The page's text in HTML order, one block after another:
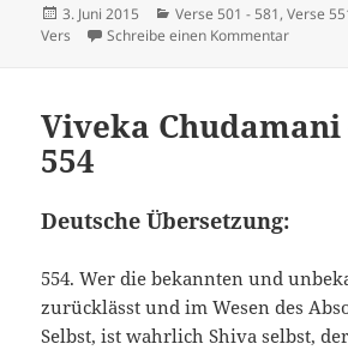
Veröffentlicht
am
3. Juni 2015 Kategorien
Verse 501 - 581,Verse
Vers
Schreibe einen Kommentarzu
Viveka Chudamani
554
Deutsche Übersetzung:
554. Wer die bekannten und
zurücklässt und im Wesen des
Selbst, ist wahrlich Shiva selbst,